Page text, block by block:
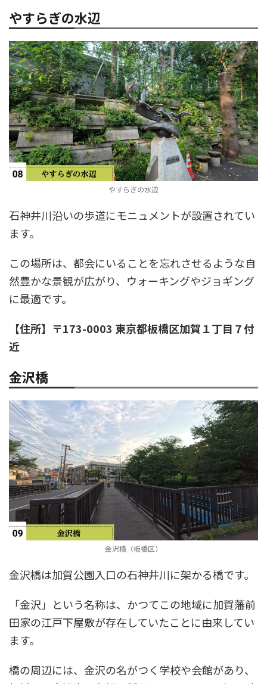
やすらぎの水辺
やすらぎの水辺
石神井川沿いの歩道にモニュメントが設置されてい
ます。
この場所は、都会にいることを忘れさせるような自
然豊かな景観が広がり、ウォーキングやジョギング
に最適です。
【住所】〒173-0003 東京都板橋区加賀１丁目７付
近
金沢橋
金沢橋（板橋区）
金沢橋は加賀公園入口の石神井川に架かる橋です。
「金沢」という名称は、かつてこの地域に加賀藩前
田家の江戸下屋敷が存在していたことに由来してい
ます。
橋の周辺には、金沢の名がつく学校や会館があり、